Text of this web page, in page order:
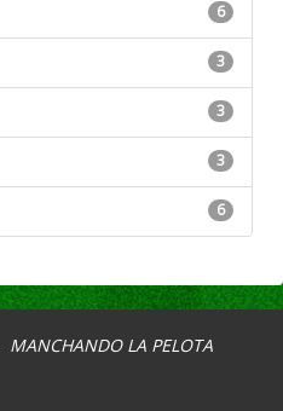
6
3
3
3
6
MANCHANDO LA PELOTA